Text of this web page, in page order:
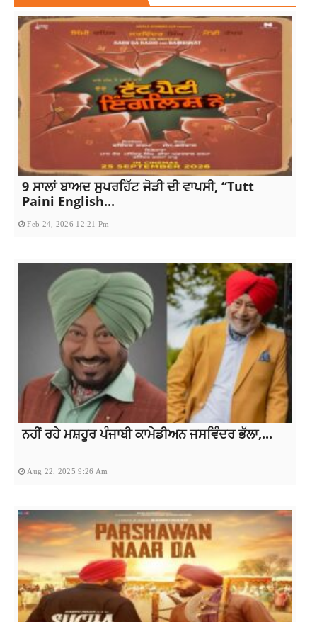
9 ਸਾਲਾਂ ਬਾਅਦ ਸੁਪਰਹਿੱਟ ਜੋੜੀ ਦੀ ਵਾਪਸੀ, “Tutt
Paini English...
Feb 24, 2026 12:21 Pm
ਨਹੀਂ ਰਹੇ ਮਸ਼ਹੂਰ ਪੰਜਾਬੀ ਕਾਮੇਡੀਅਨ ਜਸਵਿੰਦਰ ਭੱਲਾ,...
Aug 22, 2025 9:26 Am